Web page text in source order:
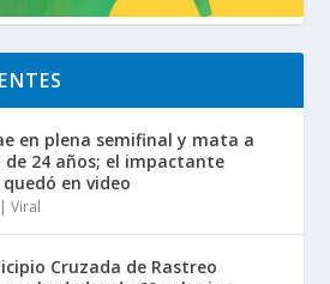
en plena semifinal y mata a
24 años; el impactante
en video
|Viral
Cruzada de Rastreo